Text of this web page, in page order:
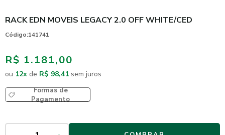
RACK EDN MOVEIS LEGACY 2.0 OFF WHITE/CED
Código:141741
R$ 1.181,00
ou 12x de R$ 98,41 sem juros
Formas de
Pagamento